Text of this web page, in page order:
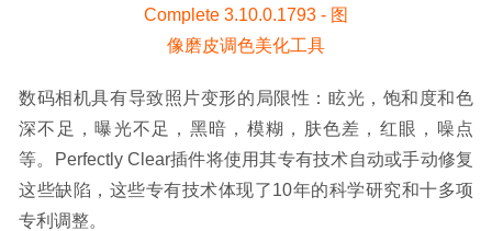
数码相机具有导致照片变形的局限性：眩光，饱和度和色
深不足，曝光不足，黑暗，模糊，肤色差，红眼，噪点
等。Perfectly Clear插件将使用其专有技术自动或手动修复
这些缺陷，这些专有技术体现了10年的科学研究和十多项
专利调整。